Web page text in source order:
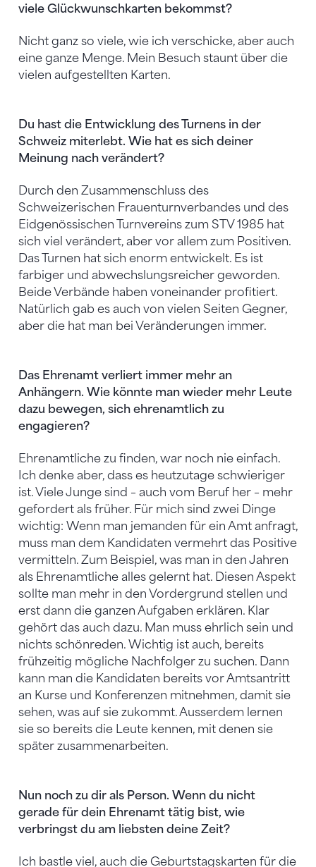
viele Glückwunschkarten bekommst?
Nicht ganz so viele, wie ich verschicke, aber auch
eine ganze Menge. Mein Besuch staunt über die
vielen aufgestellten Karten.
Du hast die Entwicklung des Turnens in der
Schweiz miterlebt. Wie hat es sich deiner
Meinung nach verändert?
Durch den Zusammenschluss des
Schweizerischen Frauenturnverbandes und des
Eidgenössischen Turnvereins zum STV 1985 hat
sich viel verändert, aber vor allem zum Positiven.
Das Turnen hat sich enorm entwickelt. Es ist
farbiger und abwechslungsreicher geworden.
Beide Verbände haben voneinander profitiert.
Natürlich gab es auch von vielen Seiten Gegner,
aber die hat man bei Veränderungen immer.
Das Ehrenamt verliert immer mehr an
Anhängern. Wie könnte man wieder mehr Leute
dazu bewegen, sich ehrenamtlich zu
engagieren?
Ehrenamtliche zu finden, war noch nie einfach.
Ich denke aber, dass es heutzutage schwieriger
ist. Viele Junge sind – auch vom Beruf her – mehr
gefordert als früher. Für mich sind zwei Dinge
wichtig: Wenn man jemanden für ein Amt anfragt,
muss man dem Kandidaten vermehrt das Positive
vermitteln. Zum Beispiel, was man in den Jahren
als Ehrenamtliche alles gelernt hat. Diesen Aspekt
sollte man mehr in den Vordergrund stellen und
erst dann die ganzen Aufgaben erklären. Klar
gehört das auch dazu. Man muss ehrlich sein und
nichts schönreden. Wichtig ist auch, bereits
frühzeitig mögliche Nachfolger zu suchen. Dann
kann man die Kandidaten bereits vor Amtsantritt
an Kurse und Konferenzen mitnehmen, damit sie
sehen, was auf sie zukommt. Ausserdem lernen
sie so bereits die Leute kennen, mit denen sie
später zusammenarbeiten.
Nun noch zu dir als Person. Wenn du nicht
gerade für dein Ehrenamt tätig bist, wie
verbringst du am liebsten deine Zeit?
Ich bastle viel, auch die Geburtstagskarten für die